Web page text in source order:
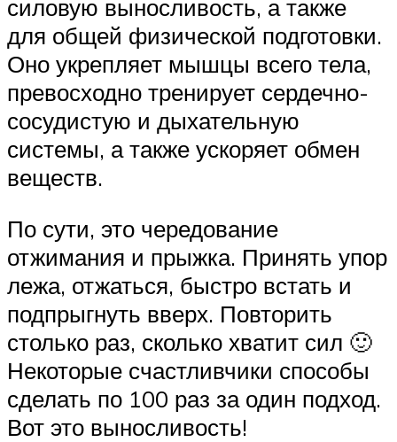
силовую выносливость, а также
для общей физической подготовки.
Оно укрепляет мышцы всего тела,
превосходно тренирует сердечно-
сосудистую и дыхательную
системы, а также ускоряет обмен
веществ.
По сути, это чередование
отжимания и прыжка. Принять упор
лежа, отжаться, быстро встать и
подпрыгнуть вверх. Повторить
столько раз, сколько хватит сил 🙂
Некоторые счастливчики способы
сделать по 100 раз за один подход.
Вот это выносливость!